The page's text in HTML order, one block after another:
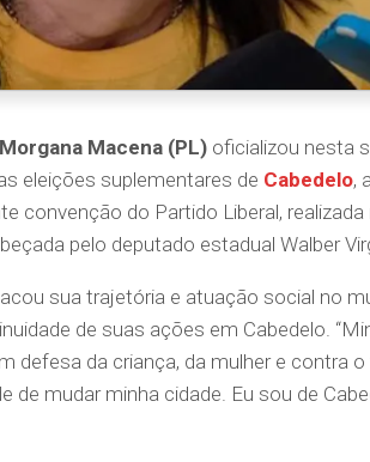
Morgana Macena (PL) oficializou nesta
eleições suplementares de Cabedelo,
convenção do Partido Liberal, realizada
pelo deputado estadual Walber
sua trajetória e atuação social no
de suas ações em Cabedelo.
defesa da criança, da mulher e contra o
de mudar minha cidade. Eu sou de